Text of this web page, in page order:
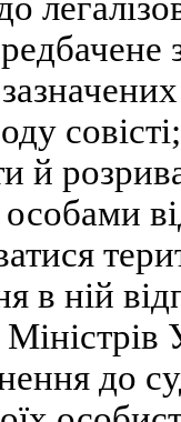
совісті;
й
в ній
до